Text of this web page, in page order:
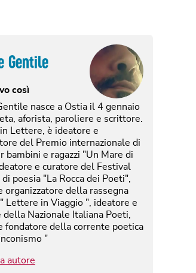
Gentile
così
nasce a Ostia il 4 gennaio
aforista, paroliere e scrittore.
in Lettere, è ideatore e
del Premio internazionale di
bambini e ragazzi "Un Mare di
e curatore del Festival
poesia "La Rocca dei Poeti",
organizzatore della rassegna
Lettere in Viaggio ", ideatore e
Nazionale Italiana Poeti,
fondatore della corrente poetica
"
autore